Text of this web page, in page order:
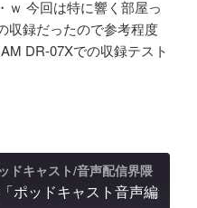
Apple Podcasts
Spotify
ｗ 今回は特に響く部屋っ
収録だったので参考程度
DR-07Xでの収録テスト
ドキャスト/音声配信界隈